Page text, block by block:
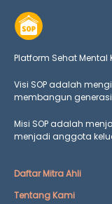
Platform Sehat Mental
Visi SOP adalah
membangun
Misi SOP adalah
menjadi anggota
Daftar Mitra Ahli
Tentang Kami